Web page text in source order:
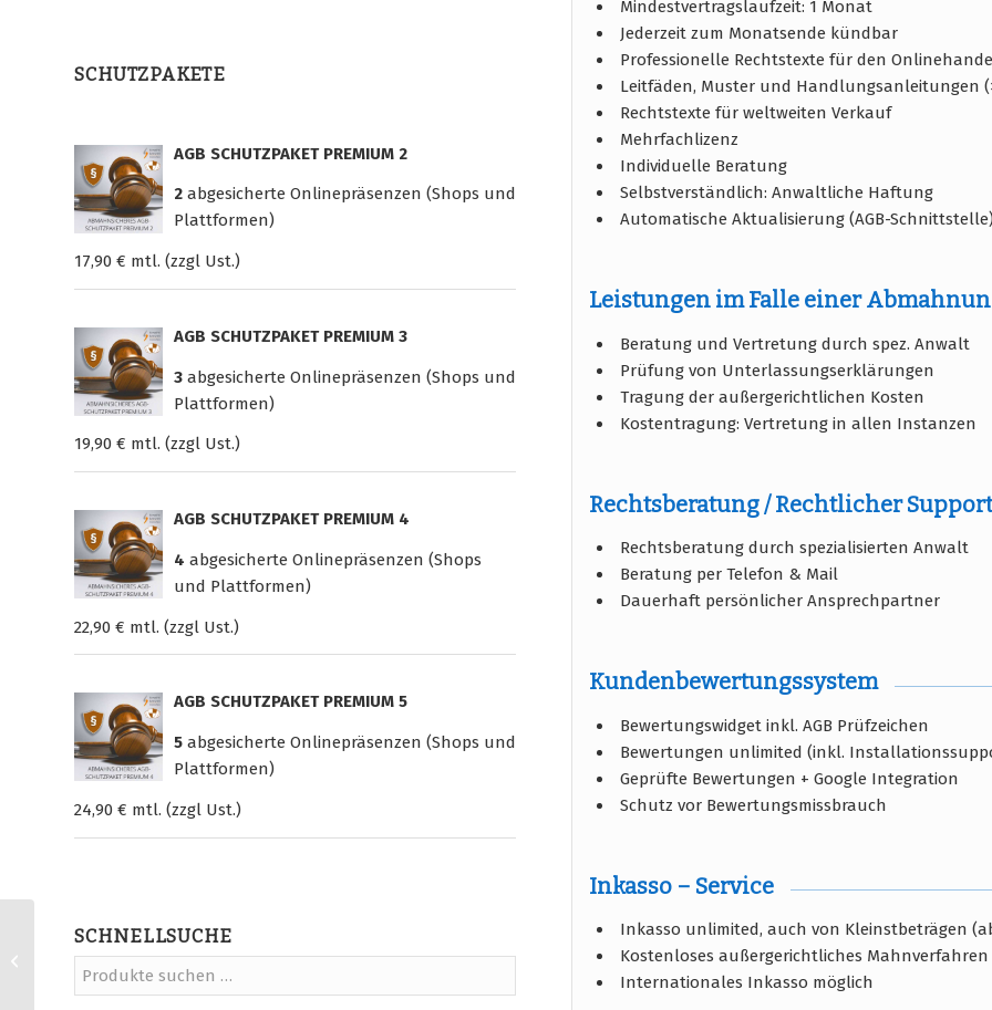
SCHUTZPAKETE
AGB SCHUTZPAKET PREMIUM 2
2 abgesicherte Onlinepräsenzen (Shops und
Plattformen)
17,90 € mtl. (zzgl Ust.)
AGB SCHUTZPAKET PREMIUM 3
3 abgesicherte Onlinepräsenzen (Shops und
Plattformen)
19,90 € mtl. (zzgl Ust.)
AGB SCHUTZPAKET PREMIUM 4
4 abgesicherte Onlinepräsenzen (Shops
und Plattformen)
22,90 € mtl. (zzgl Ust.)
AGB SCHUTZPAKET PREMIUM 5
5 abgesicherte Onlinepräsenzen (Shops und
Plattformen)
24,90 € mtl. (zzgl Ust.)
SCHNELLSUCHE
Mindestvertragslaufzeit: 1 Monat
Jederzeit zum Monatsende kündbar
Professionelle Rechtstexte für den
Leitfäden, Muster und Handlungsanleitungen
Rechtstexte für weltweiten Verkauf
Mehrfachlizenz
Individuelle Beratung
Selbstverständlich: Anwaltliche Haftung
Automatische Aktualisierung (AGB-
Leistungen im Falle einer
Beratung und Vertretung durch spez. Anwalt
Prüfung von Unterlassungserklärungen
Tragung der außergerichtlichen Kosten
Kostentragung: Vertretung in allen Instanzen
Rechtsberatung / Rechtlicher
Rechtsberatung durch spezialisierten Anwalt
Beratung per Telefon & Mail
Dauerhaft persönlicher Ansprechpartner
Kundenbewertungssystem
Bewertungswidget inkl. AGB Prüfzeichen
Bewertungen unlimited (inkl.
Geprüfte Bewertungen + Google Integration
Schutz vor Bewertungsmissbrauch
Inkasso – Service
Inkasso unlimited, auch von Kleinstbeträgen
Kostenloses außergerichtliches Mahnverfahren
Internationales Inkasso möglich
Abmahnsichere AGB für
Kaufland DE, PL und FR